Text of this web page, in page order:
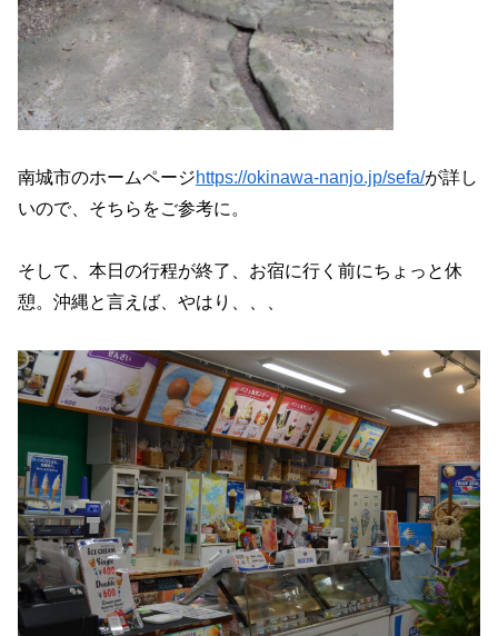
南城市のホームページhttps://okinawa-nanjo.jp/sefa/が詳し
いので、そちらをご参考に。
そして、本日の行程が終了、お宿に行く前にちょっと休
憩。沖縄と言えば、やはり、、、